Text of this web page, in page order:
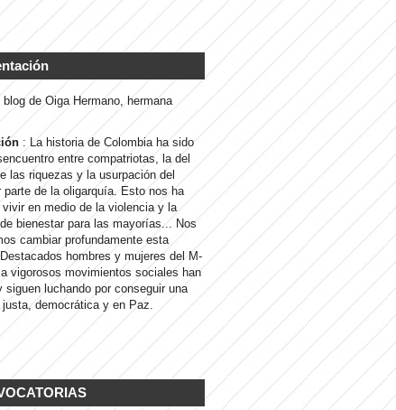
blog de Oiga Hermano, hermana
: La historia de Colombia ha sido
entre compatriotas, la del
las riquezas y la usurpación del
parte de la oligarquía. Esto nos ha
vivir en medio de la violencia y la
bienestar para las mayorías... Nos
cambiar profundamente esta
hombres y mujeres del M-
vigorosos movimientos sociales han
siguen luchando por conseguir una
justa, democrática y en Paz.